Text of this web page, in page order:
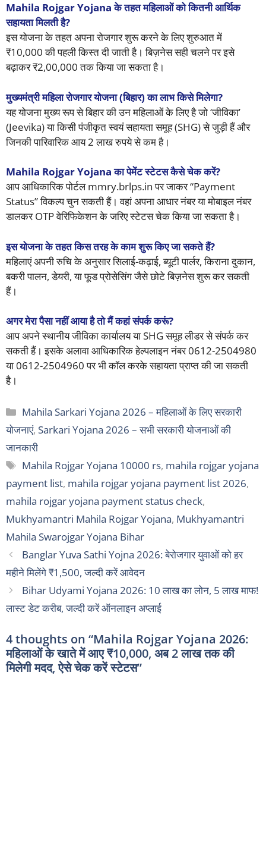
Mahila Rojgar Yojana के तहत महिलाओं को कितनी आर्थिक
सहायता मिलती है?
इस योजना के तहत अपना रोजगार शुरू करने के लिए शुरुआत में
₹10,000 की पहली किस्त दी जाती है। बिज़नेस सही चलने पर इसे
बढ़ाकर ₹2,00,000 तक किया जा सकता है।
मुख्यमंत्री महिला रोजगार योजना (बिहार) का लाभ किसे मिलेगा?
यह योजना मुख्य रूप से बिहार की उन महिलाओं के लिए है जो ‘जीविका’
(Jeevika) या किसी पंजीकृत स्वयं सहायता समूह (SHG) से जुड़ी हैं और
जिनकी पारिवारिक आय 2 लाख रुपये से कम है।
Mahila Rojgar Yojana का पेमेंट स्टेटस कैसे चेक करें?
आप आधिकारिक पोर्टल mmry.brlps.in पर जाकर “Payment
Status” विकल्प चुन सकती हैं। वहां अपना आधार नंबर या मोबाइल नंबर
डालकर OTP वेरिफिकेशन के जरिए स्टेटस चेक किया जा सकता है।
इस योजना के तहत किस तरह के काम शुरू किए जा सकते हैं?
महिलाएं अपनी रुचि के अनुसार सिलाई-कढ़ाई, ब्यूटी पार्लर, किराना दुकान,
बकरी पालन, डेयरी, या फूड प्रोसेसिंग जैसे छोटे बिज़नेस शुरू कर सकती
हैं।
अगर मेरा पैसा नहीं आया है तो मैं कहां संपर्क करूं?
आप अपने स्थानीय जीविका कार्यालय या SHG समूह लीडर से संपर्क कर
सकती हैं। इसके अलावा आधिकारिक हेल्पलाइन नंबर 0612-2504980
या 0612-2504960 पर भी कॉल करके सहायता प्राप्त की जा सकती
है।
Categories
Mahila Sarkari Yojana 2026 – महिलाओं के लिए सरकारी
योजनाएं, Sarkari Yojana 2026 – सभी सरकारी योजनाओं की
जानकारी
Tags
Mahila Rojgar Yojana 10000 rs, mahila rojgar yojana
payment list, mahila rojgar yojana payment list 2026,
mahila rojgar yojana payment status check,
Mukhyamantri Mahila Rojgar Yojana, Mukhyamantri
Mahila Swarojgar Yojana Bihar
Banglar Yuva Sathi Yojna 2026: बेरोजगार युवाओं को हर
महीने मिलेंगे ₹1,500, जल्दी करें आवेदन
Bihar Udyami Yojana 2026: 10 लाख का लोन, 5 लाख माफ!
लास्ट डेट करीब, जल्दी करें ऑनलाइन अप्लाई
4 thoughts on “Mahila Rojgar Yojana 2026:
महिलाओं के खाते में आए ₹10,000, अब 2 लाख तक की
मिलेगी मदद, ऐसे चेक करें स्टेटस”